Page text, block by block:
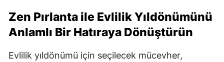
Zen Pırlanta ile Evlilik Yıldönümünü
Anlamlı Bir Hatıraya Dönüştürün
Evlilik yıldönümü için seçilecek mücevher,